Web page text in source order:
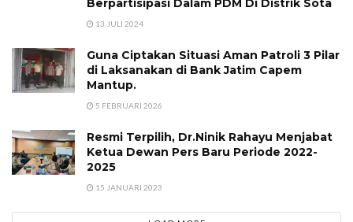
13 JULI 2024
Guna Ciptakan Situasi Aman Patroli 3 Pilar
di Laksanakan di Bank Jatim Capem
Mantup.
5 FEBRUARI 2026
Resmi Terpilih, Dr.Ninik Rahayu Menjabat
Ketua Dewan Pers Baru Periode 2022-
2025
15 JANUARI 2023